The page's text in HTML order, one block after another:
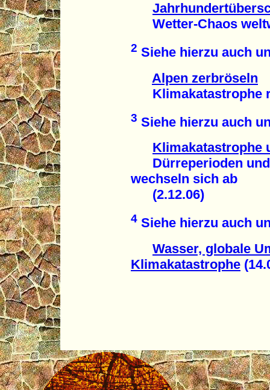
Wetter-Chaos
2 Siehe hierzu auch
Alpen zerbröseln
Klimakatastrophe
3 Siehe hierzu auch
Klimakatastrophe
Dürreperioden und
wechseln sich ab
(2.12.06)
4 Siehe hierzu auch
Wasser, globale
Klimakatastrophe